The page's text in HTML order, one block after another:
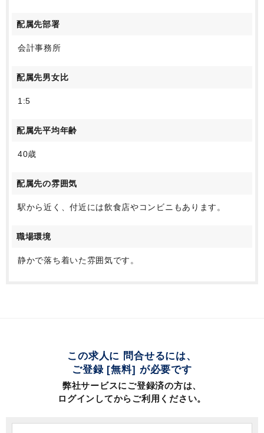
配属先部署
会計事務所
配属先男女比
1:5
配属先平均年齢
40歳
配属先の雰囲気
駅から近く、付近には飲食店やコンビニもあります。
職場環境
静かで落ち着いた雰囲気です。
この求人に 問合せるには、
ご登録 [無料] が必要です
弊社サービスにご登録済の方は、
ログインしてからご利用ください。